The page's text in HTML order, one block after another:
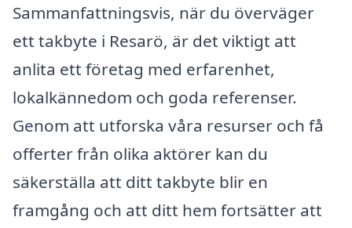
Sammanfattningsvis, när du överväger
ett takbyte i Resarö, är det viktigt att
anlita ett företag med erfarenhet,
lokalkännedom och goda referenser.
Genom att utforska våra resurser och få
offerter från olika aktörer kan du
säkerställa att ditt takbyte blir en
framgång och att ditt hem fortsätter att